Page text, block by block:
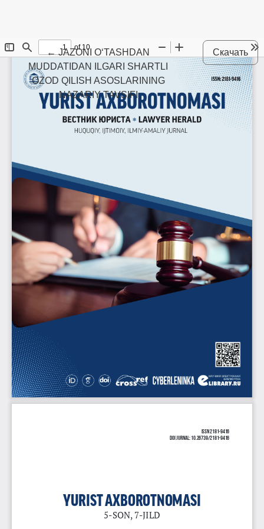
←Maqola tafsilotlariga qaytish
JAZONI O‘TASHDAN
MUDDATIDAN ILGARI SHARTLI
OZOD QILISH ASOSLARINING
NAZARIY TAVSIFI
Скачать